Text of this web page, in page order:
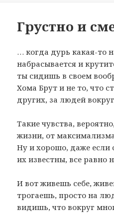
Грустно и
… когда дурь какая-то
набрасывается и
ты сидишь в своем
Хома Брут и не то, что
других, за людей
Такие чувства,
жизни, от
Ну и хорошо, даже если
их известны, все равно
И вот живешь себе,
трогаешь, просто на
видишь, что вокруг